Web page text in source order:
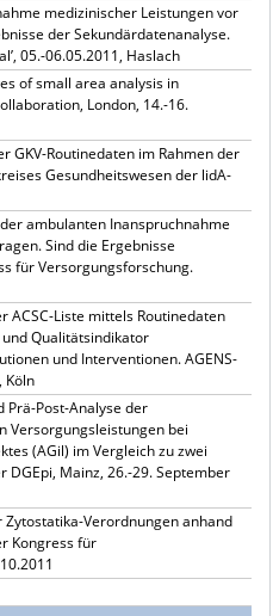
medizinischer Leistungen vor
der Sekundärdatenanalyse.
05.-06.05.2011, Haslach
of small area analysis in
London, 14.-16.
GKV-Routinedaten im Rahmen der
Gesundheitswesen der lidA-
ambulanten Inanspruchnahme
Sind die Ergebnisse
für Versorgungsforschung.
ACSC-Liste mittels Routinedaten
Qualitätsindikator
und Interventionen. AGENS-
Köln
Prä-Post-Analyse der
Versorgungsleistungen bei
(AGil) im Vergleich zu zwei
DGEpi, Mainz, 26.-29. September
Zytostatika-Verordnungen anhand
Kongress für